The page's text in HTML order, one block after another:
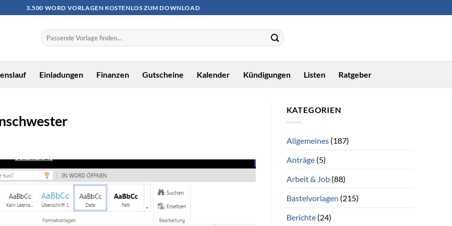
3.500 WORD VORLAGEN KOSTENLOS ZUM DOWNLOAD
Einladungen Finanzen Gutscheine Kalender Kündigungen Listen Ratgeber
KATEGORIEN
Allgemeines(187)
Anträge(5)
Arbeit & Job(88)
Bastelvorlagen (215)
Berichte(24)